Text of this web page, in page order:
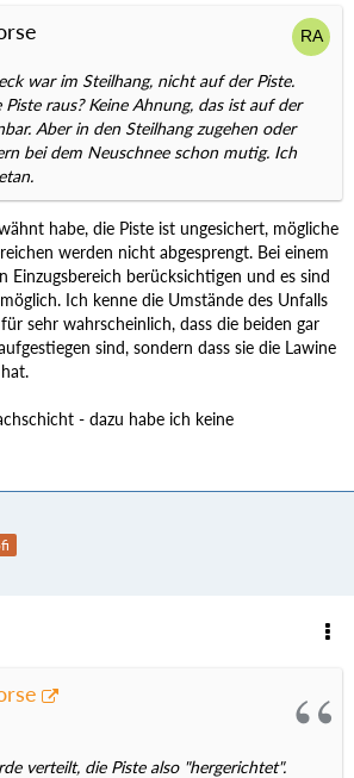
war im Steilhang, nicht auf der Piste.
raus? Keine Ahnung, das ist auf der
Aber in den Steilhang zugehen oder
bei dem Neuschnee schon mutig. Ich
habe, die Piste ist ungesichert, mögliche
werden nicht abgesprengt. Bei einem
Einzugsbereich berücksichtigen und es sind
Ich kenne die Umstände des Unfalls
sehr wahrscheinlich, dass die beiden gar
sind, sondern dass sie die Lawine
- dazu habe ich keine
verteilt, die Piste also "hergerichtet".